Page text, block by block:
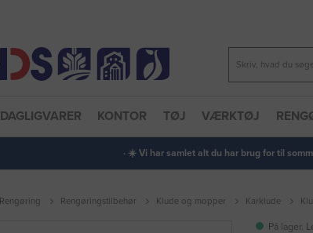
DAGLIGVARER KONTOR TØJ VÆRKTØJ
· ☀️ Vi har samlet alt du har brug for til
Rengøring Rengøringstilbehør Klude og mopper Karklude
På lager.